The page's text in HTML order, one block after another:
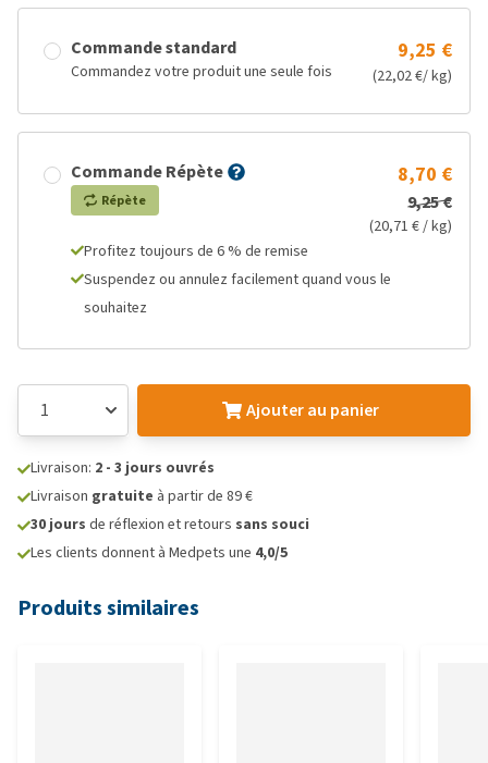
Commande standard
Commandez votre produit une seule fois
9,25 €
(22,02 €/ kg)
Commande Répète
Répète
8,70 €
9,25 €
(20,71 € / kg)
Profitez toujours de 6 % de remise
Suspendez ou annulez facilement quand vous le
souhaitez
Ajouter au panier
Livraison: 2 - 3 jours ouvrés
Livraison gratuite à partir de 89 €
30 jours de réflexion et retours sans souci
Les clients donnent à Medpets une 4,0/5
Produits similaires